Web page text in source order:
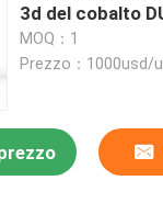
3d del cobalto
MOQ：1
Prezzo：1000usd/